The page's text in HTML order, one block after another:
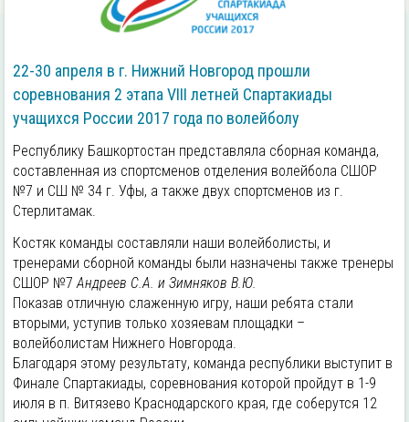
22-30 апреля в г. Нижний Новгород прошли
соревнования 2 этапа VIII летней Спартакиады
учащихся России 2017 года по волейболу
Республику Башкортостан представляла сборная команда,
составленная из спортсменов отделения волейбола СШОР
№7 и СШ № 34 г. Уфы, а также двух спортсменов из г.
Стерлитамак.
Костяк команды составляли наши волейболисты, и
тренерами сборной команды были назначены также тренеры
СШОР №7 Андреев С.А. и Зимняков В.Ю.
Показав отличную слаженную игру, наши ребята стали
вторыми, уступив только хозяевам площадки –
волейболистам Нижнего Новгорода.
Благодаря этому результату, команда республики выступит в
Финале Спартакиады, соревнования которой пройдут в 1-9
июля в п. Витязево Краснодарского края, где соберутся 12